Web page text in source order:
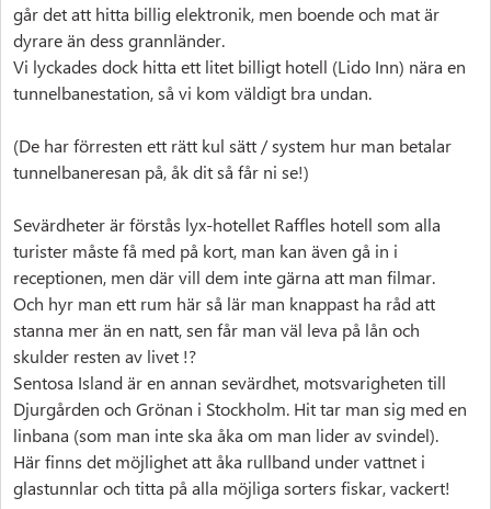
går det att hitta billig elektronik, men boende och mat är
dyrare än dess grannländer.
Vi lyckades dock hitta ett litet billigt hotell (Lido Inn) nära en
tunnelbanestation, så vi kom väldigt bra undan.
(De har förresten ett rätt kul sätt / system hur man betalar
tunnelbaneresan på, åk dit så får ni se!)
Sevärdheter är förstås lyx-hotellet Raffles hotell som alla
turister måste få med på kort, man kan även gå in i
receptionen, men där vill dem inte gärna att man filmar.
Och hyr man ett rum här så lär man knappast ha råd att
stanna mer än en natt, sen får man väl leva på lån och
skulder resten av livet !?
Sentosa Island är en annan sevärdhet, motsvarigheten till
Djurgården och Grönan i Stockholm. Hit tar man sig med en
linbana (som man inte ska åka om man lider av svindel).
Här finns det möjlighet att åka rullband under vattnet i
glastunnlar och titta på alla möjliga sorters fiskar, vackert!